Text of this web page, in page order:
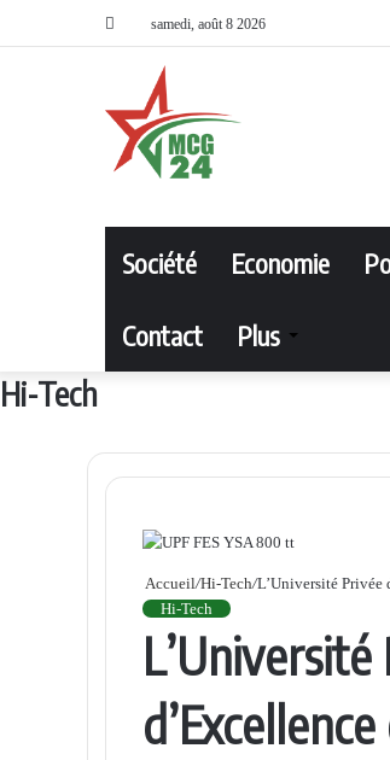
samedi, août 8 2026
Accueil
Société Economie
Contact Plus
Hi-Tech
Accueil/Hi-Tech/L’Université Privée
Hi-Tech